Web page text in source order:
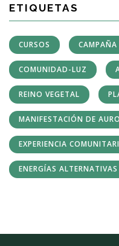
ETIQUETAS
CURSOS CAMPAÑA
COMUNIDAD-LUZ
REINO VEGETAL
MANIFESTACIÓN DE
EXPERIENCIA
ENERGÍAS ALTERNATIVAS